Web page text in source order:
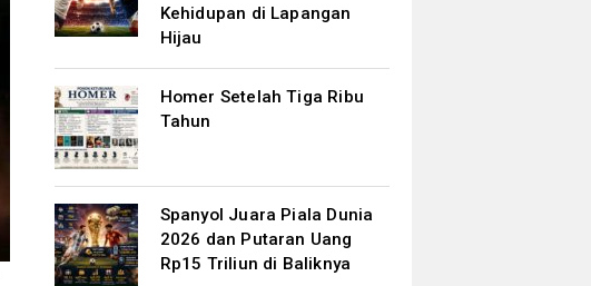
Kehidupan di Lapangan
Hijau
Homer Setelah Tiga Ribu
Tahun
Spanyol Juara Piala Dunia
2026 dan Putaran Uang
Rp15 Triliun di Baliknya